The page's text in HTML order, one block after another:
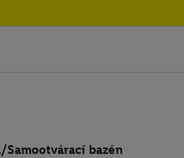
Samootvárací bazén